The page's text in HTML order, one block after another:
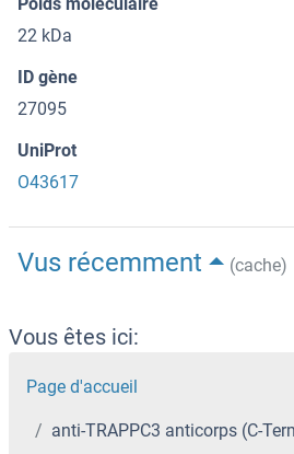
22 kDa
ID gène
27095
UniProt
O43617
Vus récemment (cache)
Vous êtes ici:
Page d'accueil
anti-TRAPPC3 anticorps (C-